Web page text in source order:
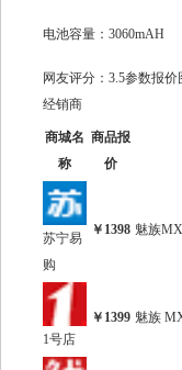
电池容量：3060mAH
网友评分：3.5参数报
经销商
商城名
称
商品报
价
苏宁易
购
￥1398 魅族
1号店
￥1399 魅族